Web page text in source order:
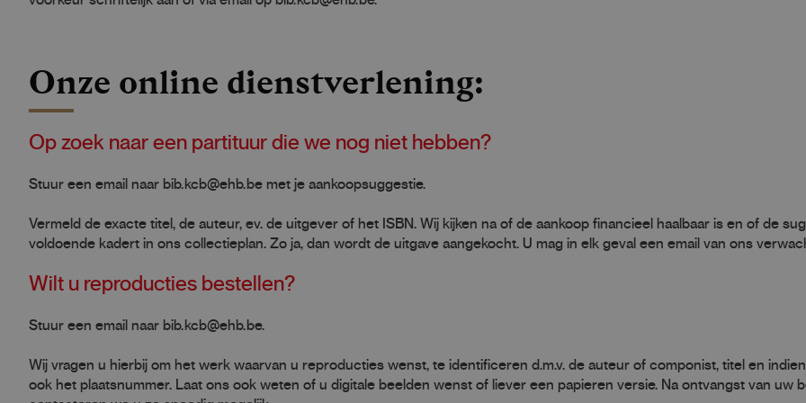
Onze online dienstverlening:
Op zoek naar een partituur die we nog niet hebben?
Stuur een email naar bib.kcb@ehb.be met je aankoopsuggestie.
Vermeld de exacte titel, de auteur, ev. de uitgever of het ISBN. Wij kijken na of de aankoop financieel haalbaar is en of de
voldoende kadert in ons collectieplan. Zo ja, dan wordt de uitgave aangekocht. U mag in elk geval een email van ons
Wilt u reproducties bestellen?
Stuur een email naar bib.kcb@ehb.be.
Wij vragen u hierbij om het werk waarvan u reproducties wenst, te identificeren d.m.v. de auteur of componist, titel en
ook het plaatsnummer. Laat ons ook weten of u digitale beelden wenst of liever een papieren versie. Na ontvangst van uw